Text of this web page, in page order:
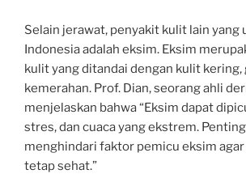
Selain jerawat, penyakit kulit lain yang
Indonesia adalah eksim. Eksim
kulit yang ditandai dengan kulit kering,
kemerahan. Prof. Dian, seorang ahli
menjelaskan bahwa “Eksim dapat
stres, dan cuaca yang ekstrem.
menghindari faktor pemicu eksim
tetap sehat.”